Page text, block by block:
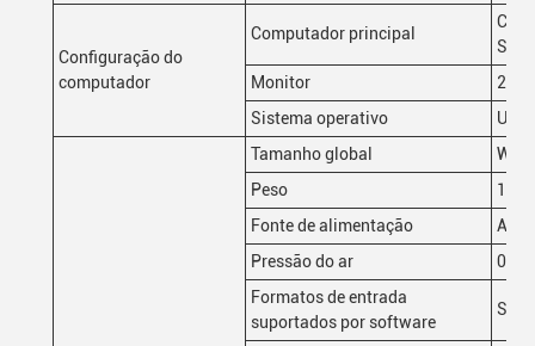
Configuração do
computador
Computador principal
Monitor
Sistema operativo
Tamanho global
Peso
Fonte de alimentação
Pressão do ar
Formatos de entrada
suportados por software